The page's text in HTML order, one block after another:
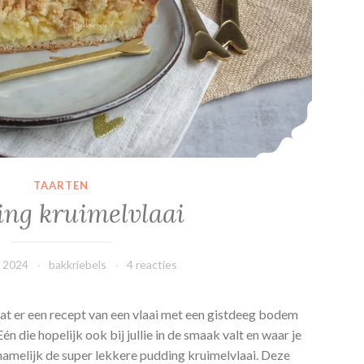
a
a
i
TAARTEN
kruimelvlaai
2024 bakkriebels 4 reacties
er een recept van een vlaai met een gistdeeg bodem
die hopelijk ook bij jullie in de smaak valt en waar je
de super lekkere pudding kruimelvlaai. Deze